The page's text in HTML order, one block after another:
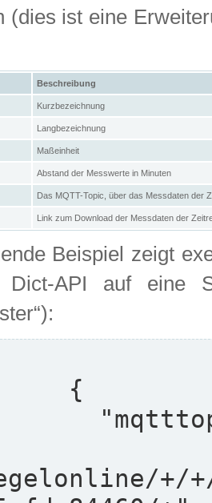
(dies ist eine
Beschreibung
Kurzbezeichnung
Langbezeichnung
Maßeinheit
Abstand der Messwerte in Minuten
Das MQTT-Topic, über das Messdaten der
Link zum Download der Messdaten der
Beispiel zeigt
API auf eine
+/